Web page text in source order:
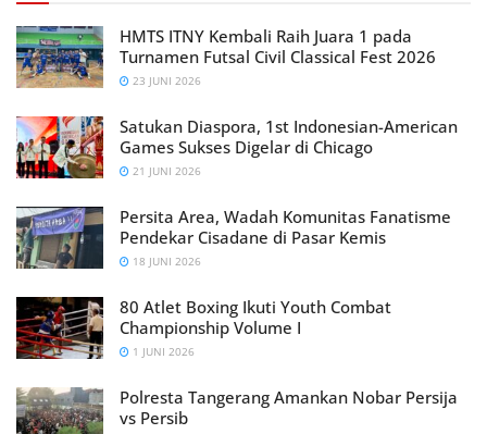
HMTS ITNY Kembali Raih Juara 1 pada
Turnamen Futsal Civil Classical Fest 2026
23 JUNI 2026
Satukan Diaspora, 1st Indonesian-American
Games Sukses Digelar di Chicago
21 JUNI 2026
Persita Area, Wadah Komunitas Fanatisme
Pendekar Cisadane di Pasar Kemis
18 JUNI 2026
80 Atlet Boxing Ikuti Youth Combat
Championship Volume I
1 JUNI 2026
Polresta Tangerang Amankan Nobar Persija
vs Persib